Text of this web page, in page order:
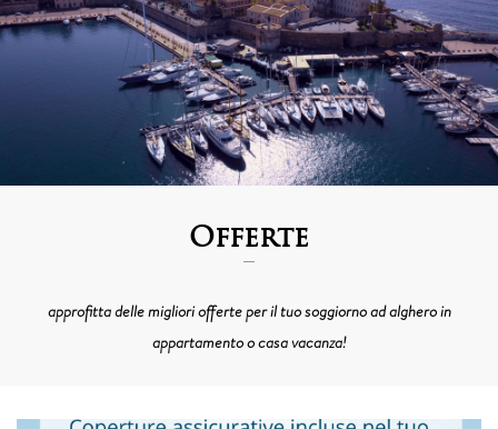
Offerte
approfitta delle migliori offerte per il tuo soggiorno ad alghero in
appartamento o casa vacanza!